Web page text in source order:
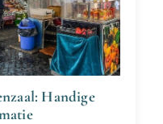
Handige